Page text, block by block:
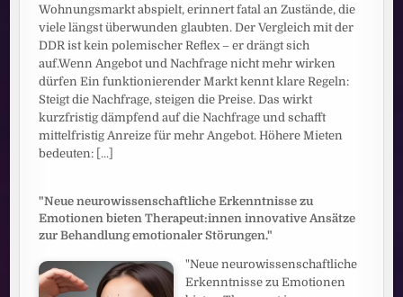
Wohnungsmarkt abspielt, erinnert fatal an Zustände, die
viele längst überwunden glaubten. Der Vergleich mit der
DDR ist kein polemischer Reflex – er drängt sich
auf.Wenn Angebot und Nachfrage nicht mehr wirken
dürfen Ein funktionierender Markt kennt klare Regeln:
Steigt die Nachfrage, steigen die Preise. Das wirkt
kurzfristig dämpfend auf die Nachfrage und schafft
mittelfristig Anreize für mehr Angebot. Höhere Mieten
bedeuten: [...]
"Neue neurowissenschaftliche Erkenntnisse zu
Emotionen bieten Therapeut:innen innovative Ansätze
zur Behandlung emotionaler Störungen."
"Neue neurowissenschaftliche
Erkenntnisse zu Emotionen